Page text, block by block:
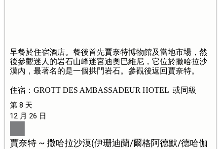
早餐於住宿酒店。餐後首先賈奈特博物館及當地市場，然
後參觀迷人的岩石山峰迷宮迪奧巴維尼，它位於撒哈拉沙
漠內，最著名的是一個拱門岩石。參觀後返回賈奈特。
住宿：GROTT DES AMBASSADEUR HOTEL 或同級
第 8 天
12 月 26 日
賈奈特 ~ 撒哈拉沙漠(伊珊迪蘭/爾格阿德默/德哈伽